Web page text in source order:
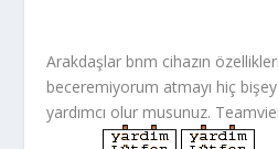
Arakdaşlar bnm cihazın
beceremiyorum atmayı hiç
yardımcı olur musunuz.